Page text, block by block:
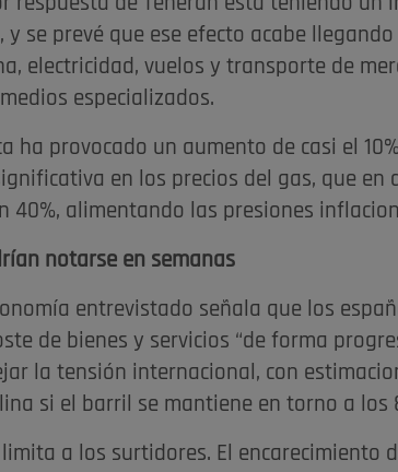
y se prevé que ese efecto acabe
electricidad, vuelos y transporte de
especializados.
ha provocado un aumento de casi el
en los precios del gas, que en
40%, alimentando las presiones
notarse en semanas
entrevistado señala que los
de bienes y servicios “de forma
la tensión internacional, con
si el barril se mantiene en torno a los
a los surtidores. El encarecimiento